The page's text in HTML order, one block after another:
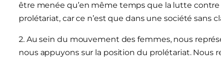
être menée qu’en même temps que la lutte
prolétariat, car ce n’est que dans une société sans
2. Au sein du mouvement des femmes, nous
nous appuyons sur la position du prolétariat.